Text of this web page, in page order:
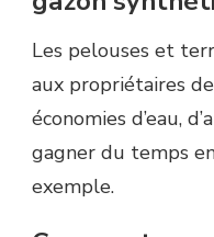
Les pelouses et
aux propriétaires
économies d’eau,
gagner du temps
exemple.